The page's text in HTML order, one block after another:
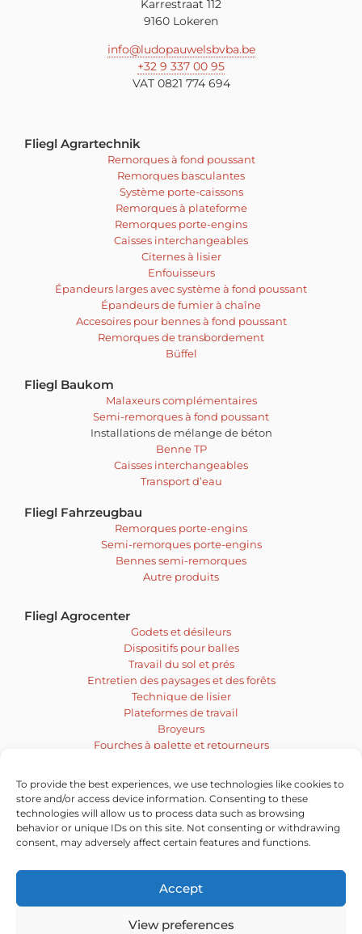
To provide the best experiences, we use technologies like cookies to
store and/or access device information. Consenting to these
technologies will allow us to process data such as browsing
behavior or unique IDs on this site. Not consenting or withdrawing
consent, may adversely affect certain features and functions.
Accept
View preferences
Karrestraat 112
9160 Lokeren
info@ludopauwelsbvba.be
+32 9 337 00 95
VAT 0821 774 694
Fliegl Agrartechnik
Remorques à fond poussant
Remorques basculantes
Système porte-caissons
Remorques à plateforme
Remorques porte-engins
Caisses interchangeables
Citernes à lisier
Enfouisseurs
Épandeurs larges avec système à fond poussant
Épandeurs de fumier à chaîne
Accesoires pour bennes à fond poussant
Remorques de transbordement
Büffel
Fliegl Baukom
Malaxeurs complémentaires
Semi-remorques à fond poussant
Installations de mélange de béton
Benne TP
Caisses interchangeables
Transport d’eau
Fliegl Fahrzeugbau
Remorques porte-engins
Semi-remorques porte-engins
Bennes semi-remorques
Autre produits
Fliegl Agrocenter
Godets et désileurs
Dispositifs pour balles
Travail du sol et prés
Entretien des paysages et des forêts
Technique de lisier
Plateformes de travail
Broyeurs
Fourches à palette et retourneurs
Balayeuses
Technique d’affouragement et d’ensilage
Vacatures